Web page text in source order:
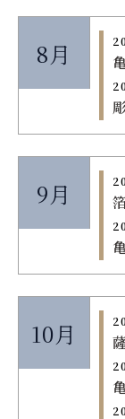
8月
9月
10月